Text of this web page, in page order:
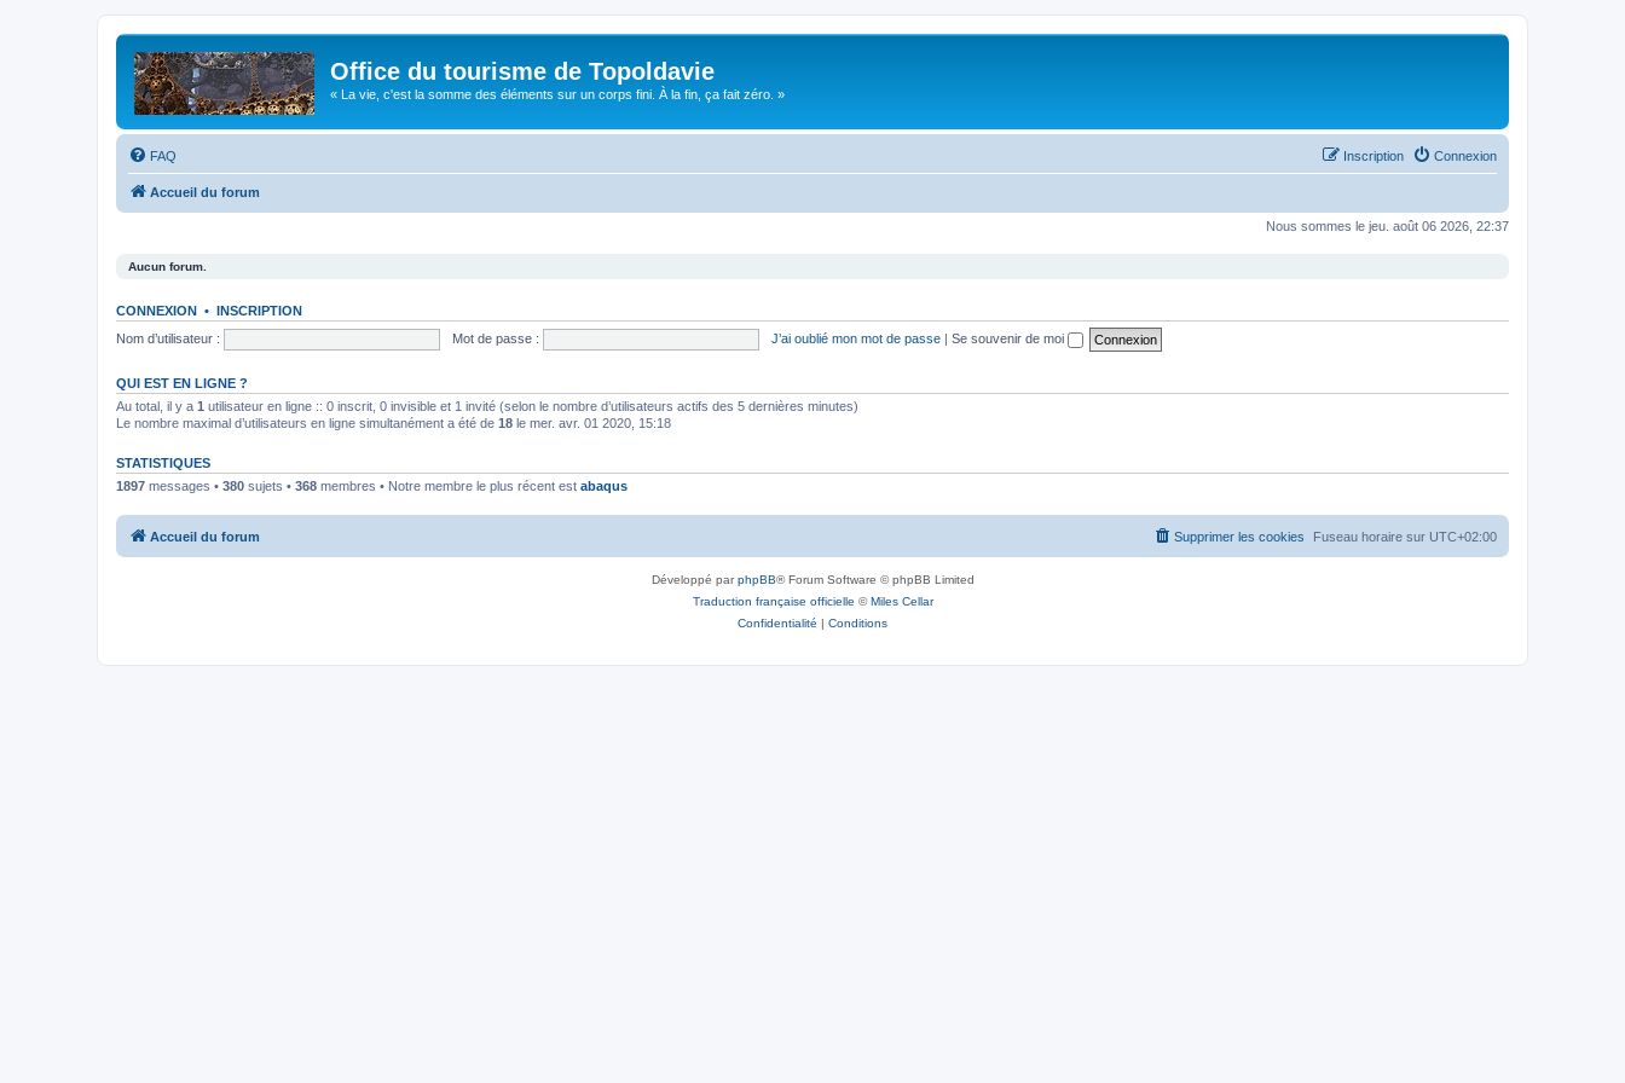
Office du tourisme de Topoldavie
« La vie, c'est la somme des éléments sur un corps fini. À la fin, ça fait zéro. »
FAQ Connexion
Inscription
Accueil du forum
Nous sommes le jeu. août 06 2026, 22:37
Aucun forum.
CONNEXION • INSCRIPTION
Nom d’utilisateur :
Mot de passe : J’ai oublié mon mot de passe | Se souvenir de moi
QUI EST EN LIGNE ?
Au total, il y a 1 utilisateur en ligne :: 0 inscrit, 0 invisible et 1 invité (selon le nombre d’utilisateurs actifs des 5 dernières minutes)
Le nombre maximal d’utilisateurs en ligne simultanément a été de 18 le mer. avr. 01 2020, 15:18
STATISTIQUES
1897 messages • 380 sujets • 368 membres • Notre membre le plus récent est abaqus
Accueil du forum Fuseau horaire sur UTC+02:00
Supprimer les cookies
Développé parphpBB® Forum Software © phpBB Limited
Traduction française officielle ©Miles Cellar
Confidentialité | Conditions